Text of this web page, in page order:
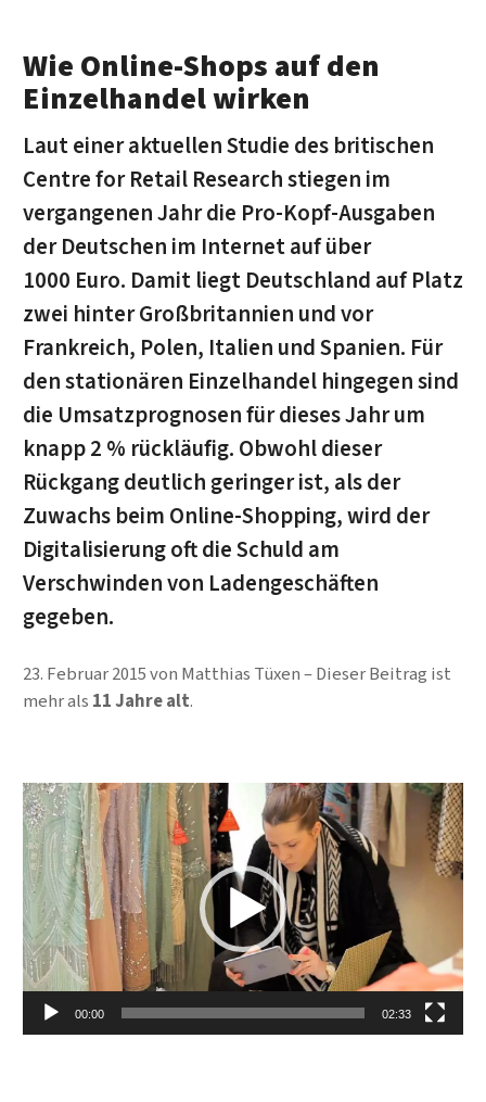
Video-Player
00:00 02:33
Wie Online-Shops auf den
Einzelhandel wirken
Laut einer aktuellen Studie des britischen
Centre for Retail Research stiegen im
vergangenen Jahr die Pro-Kopf-Ausgaben
der Deutschen im Internet auf über
1000 Euro. Damit liegt Deutschland auf Platz
zwei hinter Großbritannien und vor
Frankreich, Polen, Italien und Spanien. Für
den stationären Einzelhandel hingegen sind
die Umsatzprognosen für dieses Jahr um
knapp 2 % rückläufig. Obwohl dieser
Rückgang deutlich geringer ist, als der
Zuwachs beim Online-Shopping, wird der
Digitalisierung oft die Schuld am
Verschwinden von Ladengeschäften
gegeben.
23. Februar 2015von Matthias Tüxen
Dieser Beitrag ist
mehr als 11 Jahre alt.